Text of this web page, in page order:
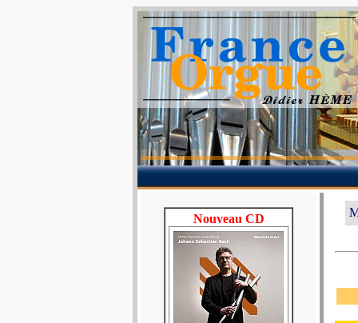
Nouveau CD